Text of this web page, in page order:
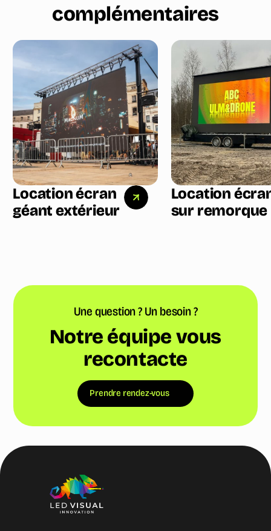
complémentaires
Location écran
géant extérieur
Location
sur remorque
Une question ? Un besoin ?
Notre équipe vous
recontacte
Prendre rendez-vous